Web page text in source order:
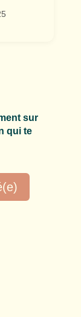
sur
qui te